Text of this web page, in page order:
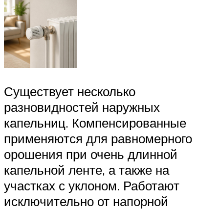
Существует несколько
разновидностей наружных
капельниц. Компенсированные
применяются для равномерного
орошения при очень длинной
капельной ленте, а также на
участках с уклоном. Работают
исключительно от напорной